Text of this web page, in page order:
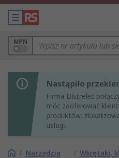
MPN
Nastąpiło
Firma Distrelec
móc zaoferować
produktów,
usługi.
/ Narzędzia
/ Wkrętaki,